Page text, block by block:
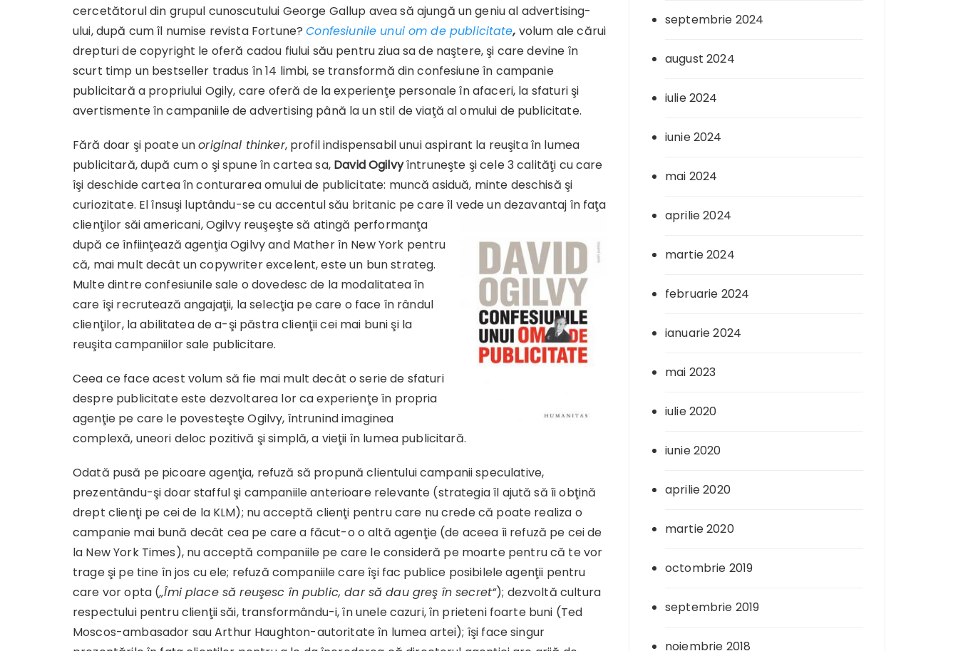
cercetătorul din grupul cunoscutului George Gallup avea să ajungă un geniu al advertising-
ului, după cum îl numise revista Fortune?Confesiunile unui om de publicitate, volum ale cărui
drepturi de copyright le oferă cadou fiului său pentru ziua sa de naştere, şi care devine în
scurt timp un bestseller tradus în 14 limbi, se transformă din confesiune în campanie
publicitară a propriului Ogily, care oferă de la experienţe personale în afaceri, la sfaturi şi
avertismente în campaniile de advertising până la un stil de viaţă al omului de publicitate.
Fără doar şi poate unoriginal thinker, profil indispensabil unui aspirant la reuşita în lumea
publicitară, după cum o şi spune în cartea sa, David Ogilvyîntruneşte şi cele 3 calităţi cu care
îşi deschide cartea în conturarea omului de publicitate: muncă asiduă, minte deschisă şi
curiozitate. El însuşi luptându-se cu accentul său britanic pe care îl vede un dezavantaj în faţa
clienţilor săi americani, Ogilvy reuşeşte să atingă performanţa
după ce înfiinţează agenţia Ogilvy and Mather în New York pentru
că, mai mult decât un copywriter excelent, este un bun strateg.
Multe dintre confesiunile sale o dovedesc de la modalitatea în
care îşi recrutează angajaţii, la selecţia pe care o face în rândul
clienţilor, la abilitatea de a-şi păstra clienţii cei mai buni şi la
reuşita campaniilor sale publicitare.
Ceea ce face acest volum să fie mai mult decât o serie de sfaturi
despre publicitate este dezvoltarea lor ca experienţe în propria
agenţie pe care le povesteşte Ogilvy, întrunind imaginea
complexă, uneori deloc pozitivă şi simplă, a vieţii în lumea publicitară.
Odată pusă pe picoare agenţia, refuză să propună clientului campanii speculative,
prezentându-şi doar stafful şi campaniile anterioare relevante (strategia îl ajută să îi obţină
drept clienţi pe cei de la KLM); nu acceptă clienţi pentru care nu crede că poate realiza o
campanie mai bună decât cea pe care a făcut-o o altă agenţie (de aceea îi refuză pe cei de
la New York Times), nu acceptă companiile pe care le consideră pe moarte pentru că te vor
trage şi pe tine în jos cu ele; refuză companiile care îşi fac publice posibilele agenţii pentru
care vor opta („Îmi place să reuşesc în public, dar să dau greş în secret“); dezvoltă cultura
respectului pentru clienţii săi, transformându-i, în unele cazuri, în prieteni foarte buni (Ted
Moscos-ambasador sau Arthur Haughton-autoritate în lumea artei); îşi face singur
septembrie 2024
august 2024
iulie 2024
iunie 2024
mai 2024
aprilie 2024
martie 2024
februarie 2024
ianuarie 2024
mai 2023
iulie 2020
iunie 2020
aprilie 2020
martie 2020
octombrie 2019
septembrie 2019
noiembrie 2018